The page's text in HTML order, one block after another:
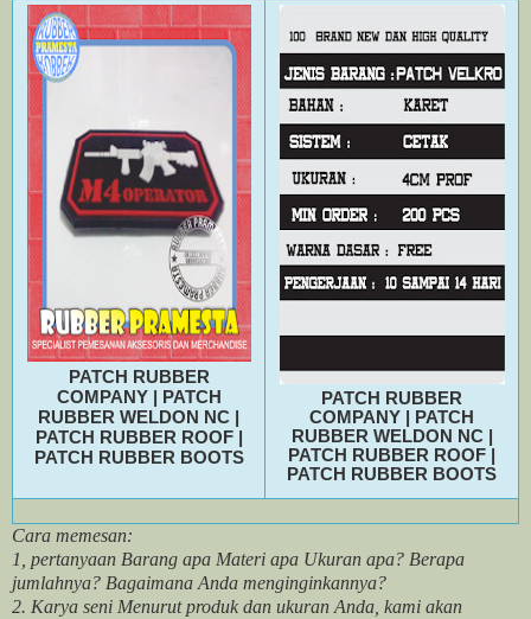
PATCH RUBBER
COMPANY|
PATCH
RUBBER WELDON NC
PATCH RUBBER ROOF|
PATCH RUBBER BOOTS
PATCH RUBBER
COMPANY
PATCH
RUBBER WELDON NC|
PATCH RUBBER ROOF
PATCH RUBBER BOOTS
Cara memesan:
1, pertanyaan Barang apa Materi apa Ukuran apa? Berapa
jumlahnya? Bagaimana Anda menginginkannya?
2. Karya seni Menurut produk dan ukuran Anda, kami akan